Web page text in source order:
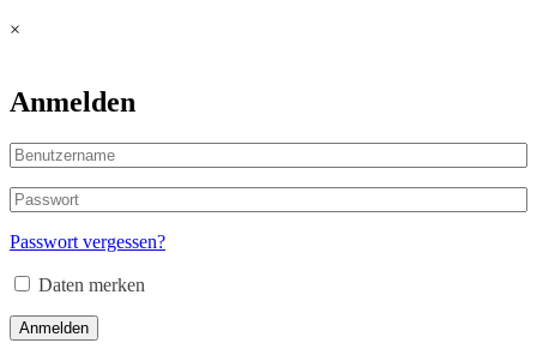
×
Anmelden
Passwort vergessen?
Daten merken
Anmelden